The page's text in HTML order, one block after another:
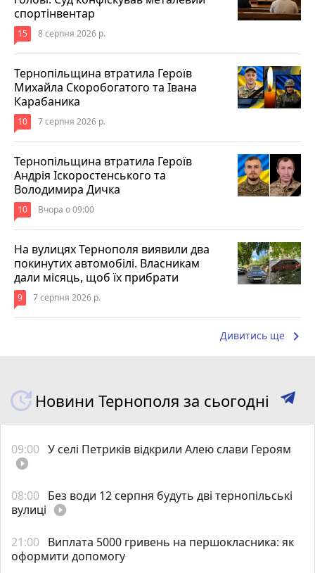
спортінвентар
15 8 серпня 2026 р.
Тернопільщина втратила Героїв
Михайла Скоробогатого та Івана
Карабаника
10 7 серпня 2026 р.
Тернопільщина втратила Героїв
Андрія Іскоростенського та
Володимира Дичка
10 Вчора о 09:00
На вулицях Тернополя виявили два
покинутих автомобілі. Власникам
дали місяць, щоб їх прибрати
9 7 серпня 2026 р.
Дивитись ще keyboard_arrow_right
Новини Тернополя за сьогодні
09:00 У селі Петриків відкрили Алею слави Героям
play_circle_filled
08:00 Без води 12 серпня будуть дві тернопільські
вулиці play_circle_filled
21:00 Виплата 5000 гривень на першокласника: як
оформити допомогу